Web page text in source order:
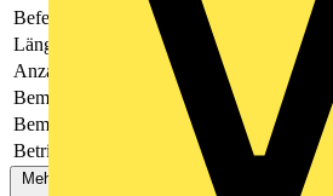
Befestigungsart
löten
Länge des Pins
Anzahl der Etagen
Bemessungsspannung
Bemessungsstrom In
-
Betriebstemperatur
-40 - 105
Mehr anzeigen